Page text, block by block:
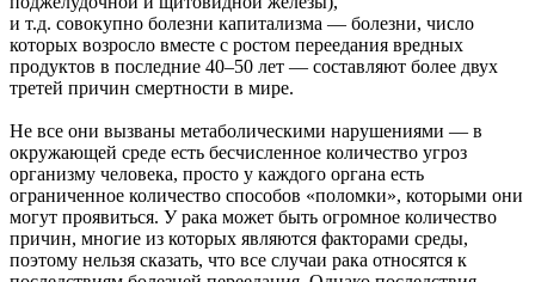
и т.д. совокупно болезни капитализма — болезни, число
которых возросло вместе с ростом переедания вредных
продуктов в последние 40–50 лет — составляют более двух
третей причин смертности в мире.
Не все они вызваны метаболическими нарушениями — в
окружающей среде есть бесчисленное количество угроз
организму человека, просто у каждого органа есть
ограниченное количество способов «поломки», которыми они
могут проявиться. У рака может быть огромное количество
причин, многие из которых являются факторами среды,
поэтому нельзя сказать, что все случаи рака относятся к